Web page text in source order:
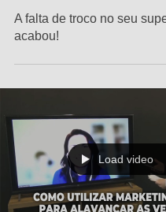
A falta de troco no seu
acabou!
Load video